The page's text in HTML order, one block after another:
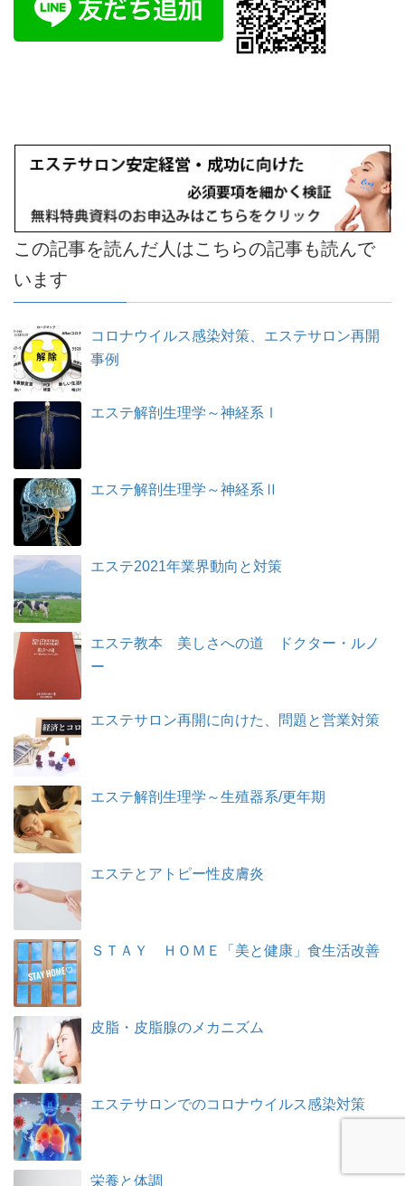
この記事を読んだ人はこちらの記事も読んで
います
コロナウイルス感染対策、エステサロン再開
事例
エステ解剖生理学～神経系Ⅰ
エステ解剖生理学～神経系Ⅱ
エステ2021年業界動向と対策
エステ教本 美しさへの道 ドクター・ルノ
ー
エステサロン再開に向けた、問題と営業対策
エステ解剖生理学～生殖器系/更年期
エステとアトピー性皮膚炎
ＳＴＡＹ ＨＯＭＥ「美と健康」食生活改善
皮脂・皮脂腺のメカニズム
エステサロンでのコロナウイルス感染対策
栄養と体調